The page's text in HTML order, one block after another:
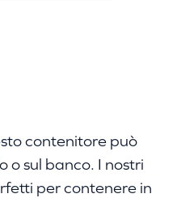
contenitore può
o sul banco. I nostri
per contenere in